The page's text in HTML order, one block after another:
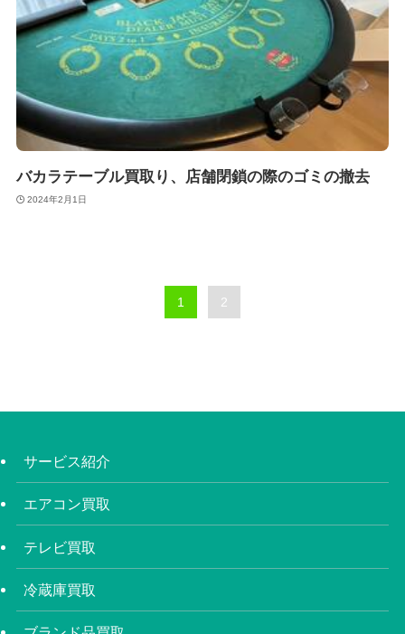
バカラテーブル買取り、店舗閉鎖の際のゴミの撤去
2024年2月1日
1 2
サービス紹介
エアコン買取
テレビ買取
冷蔵庫買取